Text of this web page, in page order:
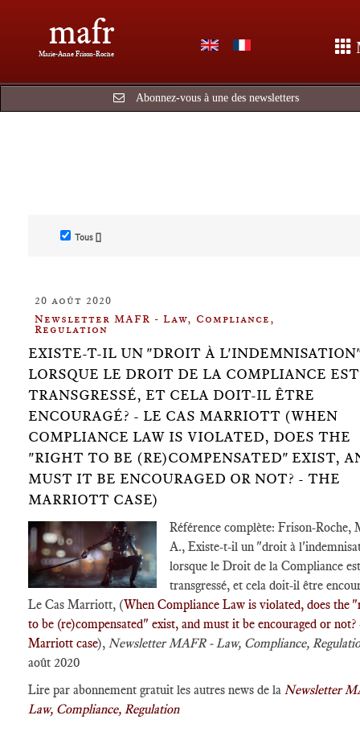
mafr
Marie-Anne Frison-Roche
Abonnez-vous à une des newsletters
Tous []
20 août 2020
Newsletter MAFR - Law, Compliance,
Regulation
EXISTE-T-IL UN "DROIT À
LORSQUE LE DROIT DE LA COMPLIANCE EST
TRANSGRESSÉ, ET CELA DOIT-IL ÊTRE
ENCOURAGÉ? - LE CAS MARRIOTT (WHEN
COMPLIANCE LAW IS VIOLATED, DOES THE
"RIGHT TO BE (RE)COMPENSATED"​ EXIST,
MUST IT BE ENCOURAGED OR NOT? - THE
MARRIOTT CASE)
Référence complète: Frison-Roche,
A., Existe-t-il un "droit à
lorsque le Droit de la Compliance est
transgressé, et cela doit-il être
Le Cas Marriott, (When Compliance Law is violated, does the
to be (re)compensated"​ exist, and must it be encouraged or
Marriott case), Newsletter MAFR - Law, Compliance,
août 2020
Lire par abonnement gratuit les autres news de la Newsletter
Law, Compliance, Regulation